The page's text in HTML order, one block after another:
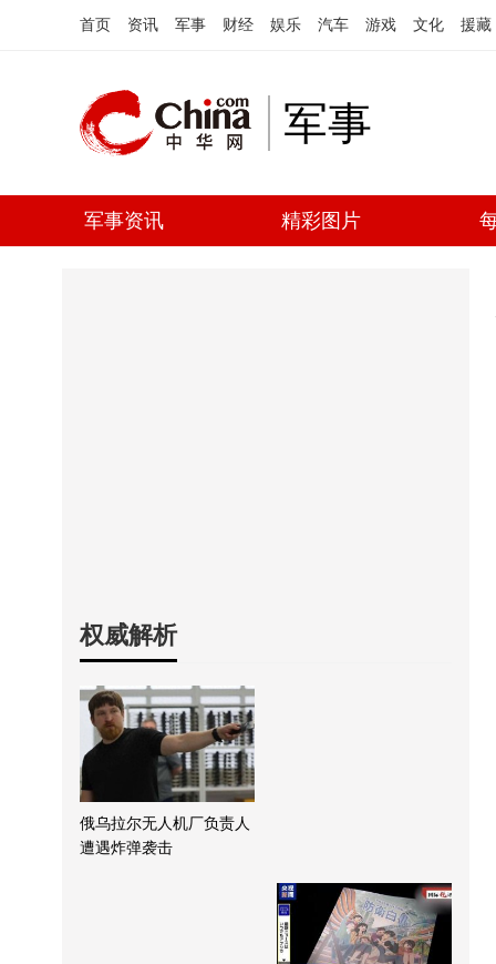
首页 资讯 军事 财经 娱乐 汽车 游戏 文化 援藏
军事
军事资讯 精彩图片
权威解析
俄乌拉尔无人机厂负责人
遭遇炸弹袭击